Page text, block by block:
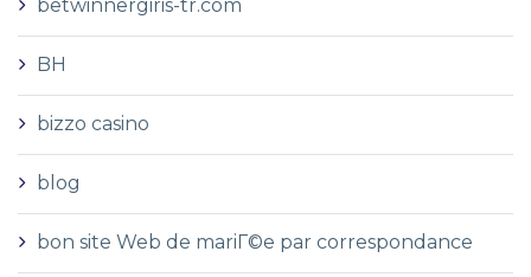
betwinnergiris-tr.com
BH
bizzo casino
blog
bon site Web de mariГ©e par correspondance